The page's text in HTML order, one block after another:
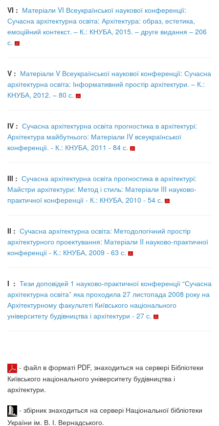
VI : Матеріали VI Всеукраїнської наукової конференції:
Сучасна архітектурна освіта: Архітектура: образ, естетика,
емоційний контекст. – К.: КНУБА, 2015. – друге видання – 206
с.
V : Матеріали V Всеукраїнської наукової конференції: Сучасна
архітектурна освіта: Інформативний простір архітектури. – К.:
КНУБА, 2012. – 80 с.
IV : Сучасна архітектурна освіта прогностика в архітектурі:
Архітектура майбутнього: Матеріали IV всеукраїнської
конференції. - К.: КНУБА, 2011 - 84 с.
III : Сучасна архітектурна освіта прогностика в архітектурі:
Майстри архітектури: Метод і стиль: Матеріали III науково-
практичної конференції - К.: КНУБА, 2010 - 54 с.
II : Сучасна архітектурна освіта: Методологічний простір
архітектурного проектування: Матеріали II науково-практичної
конференції - К.: КНУБА, 2009 - 63 с.
I : Тези доповідей 1 науково-практичної конференції “Сучасна
архітектурна освіта” яка проходила 27 листопада 2008 року на
Архітектурному факультеті Київського національного
університету будівництва і архітектури - 27 с.
- файл в форматі PDF, знаходиться на сервері Бібліотеки
Київського національного університету будівництва і
архітектури.
- збірник знаходиться на сервері Національної бібліотеки
України ім. В. І. Вернадського.